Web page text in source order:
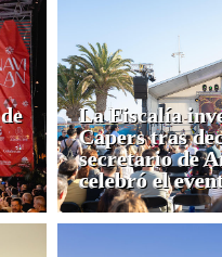
La Fiscalía
Capers tras
secretario de
celebró el